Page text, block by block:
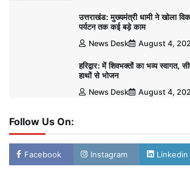
उत्तराखंड: मुख्यमंत्री धामी ने खोला
पर्यटन तक कई बड़े काम
News Desk August 4,
हरिद्वार: में शिवभक्तों का भव्य स्वागत,
हाथों से भोजन
News Desk August 4,
Follow Us On:
Facebook Instagram Linkedin